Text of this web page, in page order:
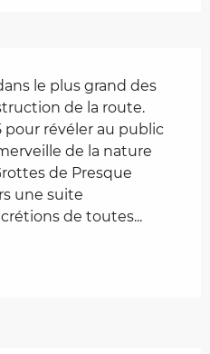
le plus grand des
de la route.
pour révéler au public
de la nature
de Presque
une suite
de toutes...